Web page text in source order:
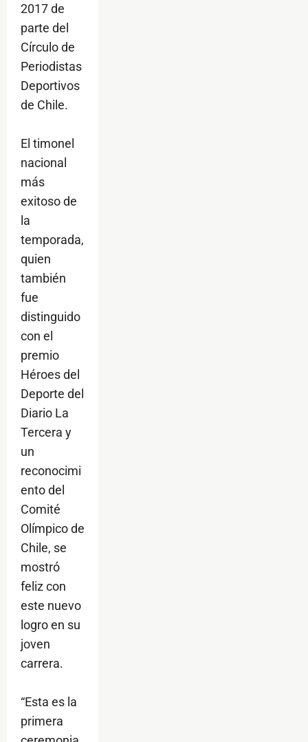
2017 de
parte del
Círculo de
Periodistas
Deportivos
de Chile.
El timonel
nacional
más
exitoso de
la
temporada,
quien
también
fue
distinguido
con el
premio
Héroes del
Deporte del
Diario La
Tercera y
un
reconocimi
ento del
Comité
Olímpico de
Chile, se
mostró
feliz con
este nuevo
logro en su
joven
carrera.
“Esta es la
primera